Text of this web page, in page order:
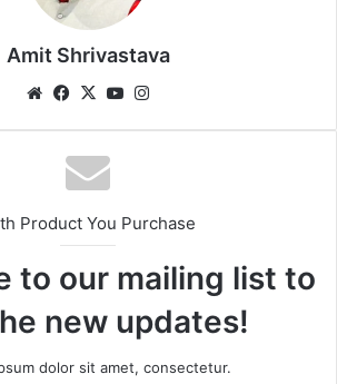
Amit Shrivastava
We Fa
ok
X
Yo
Product You Purchase
to our mailing list to
new updates!
dolor sit amet, consectetur.